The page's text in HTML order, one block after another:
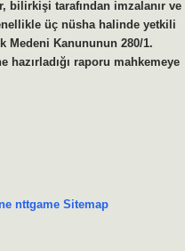
bilirkişi tarafından imzalanır ve
üç nüsha halinde yetkili
Medeni Kanununun 280/1.
raporu mahkemeye
nttgame Sitemap